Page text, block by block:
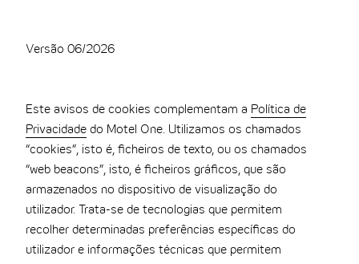
Versão 06/2026
Este avisos de cookies complementam a Política de
Privacidade do Motel One. Utilizamos os chamados
“cookies”, isto é, ficheiros de texto, ou os chamados
“web beacons”, isto, é ficheiros gráficos, que são
armazenados no dispositivo de visualização do
utilizador. Trata-se de tecnologias que permitem
recolher determinadas preferências específicas do
utilizador e informações técnicas que permitem